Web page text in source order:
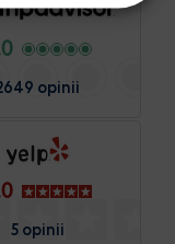
opinii
5 opinii